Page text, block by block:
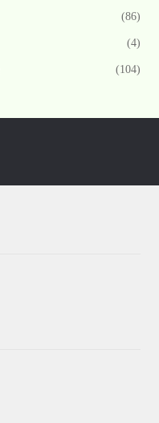
(86)
(4)
(104)